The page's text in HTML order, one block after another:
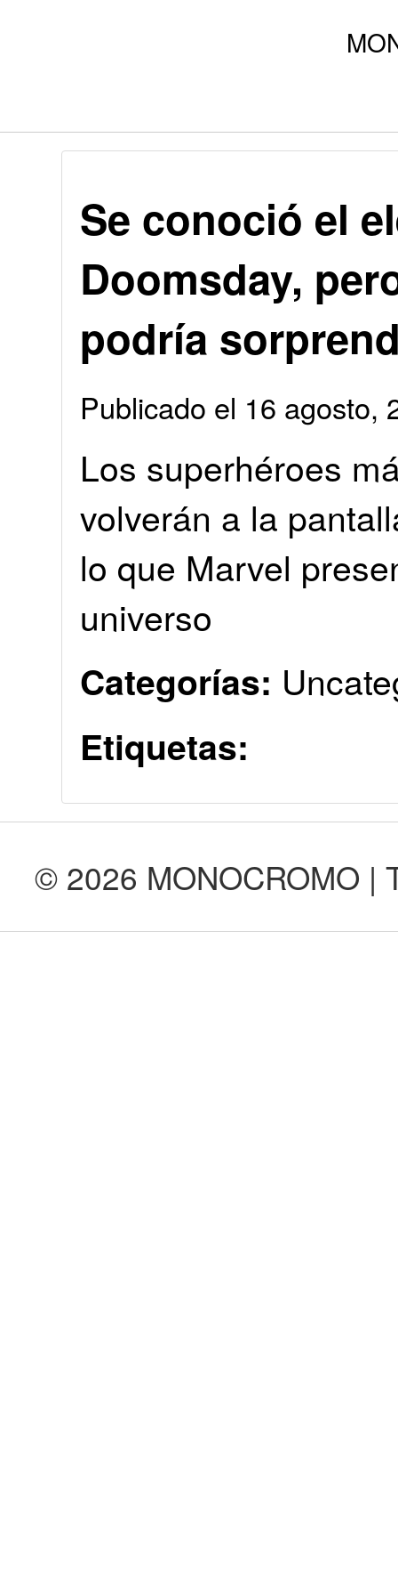
Se conoció el
Doomsday,
podría
Publicado el 16 agosto,
Los superhéroes
volverán a la
lo que Marvel
universo
Categorías:
Etiquetas:
© 2026 MONOCROMO |